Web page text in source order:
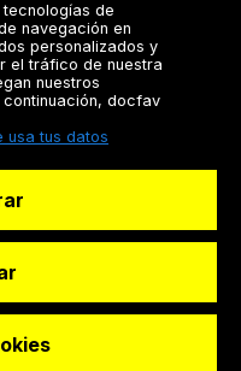
S.L
de
navegación en
personalizados y
el tráfico de nuestra
nuestros
continuación, docfav
usa tus datos